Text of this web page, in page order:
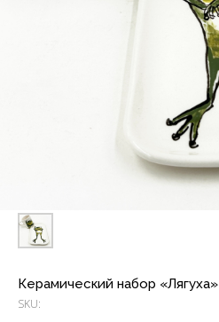
Керамический набор «Лягуха»
SKU: